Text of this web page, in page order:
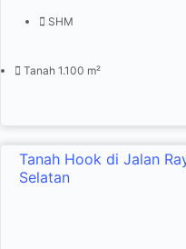
SHM
Tanah 1.100 m²
Tanah Hook di Jalan
Selatan